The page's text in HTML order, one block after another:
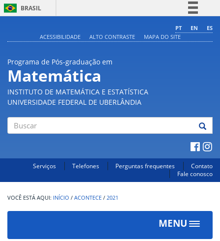
BRASIL
Comunica BR
PT EN
ES
ACESSIBILIDADE
ALTO CONTRASTE MAPA DO SITE
Programa de Pós-graduação em
Matemática
INSTITUTO DE MATEMÁTICA E ESTATÍSTICA
UNIVERSIDADE FEDERAL DE UBERLÂNDIA
Serviços Telefones Perguntas frequentes
Contato
Fale conosco
INÍCIO / ACONTECE / 2021
MENU
Toggle